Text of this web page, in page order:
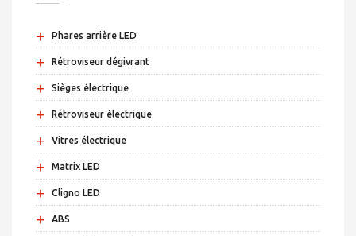
+ Phares arrière LED
+ Rétroviseur dégivrant
+ Sièges électrique
+ Rétroviseur électrique
+ Vitres électrique
+ Matrix LED
+ Cligno LED
+ ABS